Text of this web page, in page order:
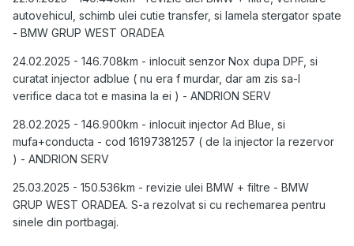
autovehicul, schimb ulei cutie transfer, si lamela stergator spate
- BMW GRUP WEST ORADEA
24.02.2025 - 146.708km - inlocuit senzor Nox dupa DPF, si
curatat injector adblue ( nu era f murdar, dar am zis sa-l
verifice daca tot e masina la ei ) - ANDRION SERV
28.02.2025 - 146.900km - inlocuit injector Ad Blue, si
mufa+conducta - cod 16197381257 ( de la injector la rezervor
) - ANDRION SERV
25.03.2025 - 150.536km - revizie ulei BMW + filtre - BMW
GRUP WEST ORADEA. S-a rezolvat si cu rechemarea pentru
sinele din portbagaj.